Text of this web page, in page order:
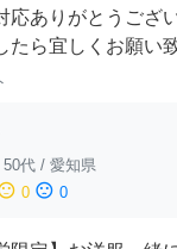
応ありがとうござ
たら宜しくお願い
50代 / 愛知県
0 sentiment_dissatisfied 0